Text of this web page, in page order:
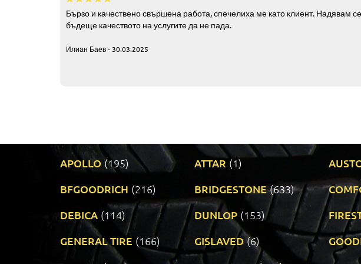
Бързо и качествено свършена работа, спечелиха ме като клиент. Надявам
бъдеще качеството на услугите да не пада.
Илиан Баев - 30.03.2025
APOLLO (195) ATTAR (1)
BFGOODRICH (216) BRIDGESTONE (633)
DEBICA (114) DUNLOP (153)
GENERAL TIRE (166) GISLAVED (6)